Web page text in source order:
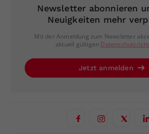
Newsletter abonnieren
Neuigkeiten mehr
Mit der Anmeldung zum Newsletter
aktuell gültigen
Jetzt anmelden